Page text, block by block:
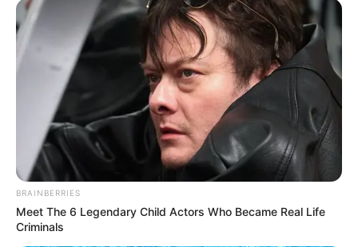
ALERTA ... Una familia estuvo a punto de morir calcinada
cuando repentinamente su auto quedó envuelto en
llamas en el momento que transitaba por la población de
Guaduas en Cundinamarca.
Cinco personas viajaban en el carro de las cuales cuatro
salieron rápidamente ilesas, mientras el conductor en
condición de discapacidad resultó con algunas
quemaduras que obligaron su traslado a un centro
hospitalario de la región.
Unidades del cuerpo oficial de bomberos del
departamento llegaron en sus potentes máquinas para
BRAINBERRIES
Meet The 6 Legendary Child Actors Who Became Real Life
Criminals